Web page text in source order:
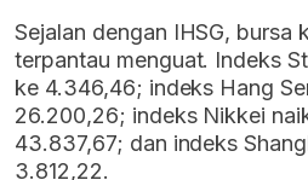
Sejalan dengan IHSG, bursa
terpantau menguat. Indeks
ke 4.346,46; indeks Hang
26.200,26; indeks Nikkei
43.837,67; dan indeks
3.812,22.